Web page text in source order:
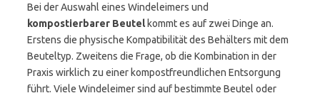
Bei der Auswahl eines Windeleimers und
kompostierbarer Beutelkommt es auf zwei Dinge an.
Erstens die physische Kompatibilität des Behälters mit dem
Beuteltyp. Zweitens die Frage, ob die Kombination in der
Praxis wirklich zu einer kompostfreundlichen Entsorgung
führt. Viele Windeleimer sind auf bestimmte Beutel oder